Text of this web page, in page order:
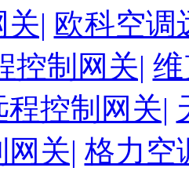
| 欧科空调
控制网关|
控制网关|
关| 格力空